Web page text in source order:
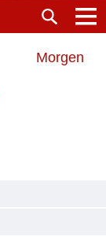
Morgen